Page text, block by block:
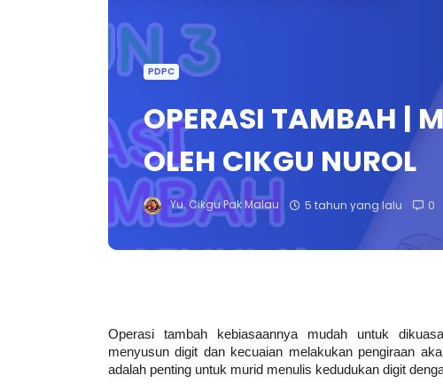
PDPC
OPERASI TAMBAH |
OLEH CIKGU NUROL
Yu. Cikgu Pak Malau 5 tahun yang lalu 0
Operasi tambah kebiasaannya mudah untuk
menyusun digit dan kecuaian melakukan pengiraan
adalah penting untuk murid menulis kedudukan digit